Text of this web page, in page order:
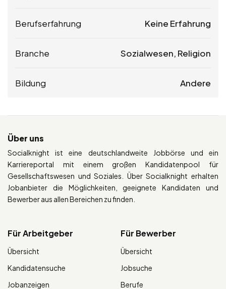
Berufserfahrung Keine Erfahrung
Branche Sozialwesen, Religion
Bildung Andere
Über uns
Socialknight ist eine deutschlandweite Jobbörse und ein
Karriereportal mit einem großen Kandidatenpool für
Gesellschaftswesen und Soziales. Über Socialknight erhalten
Jobanbieter die Möglichkeiten, geeignete Kandidaten und
Bewerber aus allen Bereichen zu finden.
Für Arbeitgeber
Übersicht
Kandidatensuche
Jobanzeigen
Für Bewerber
Übersicht
Jobsuche
Berufe